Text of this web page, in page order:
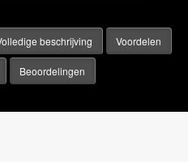
beschrijving Voordelen
Beoordelingen